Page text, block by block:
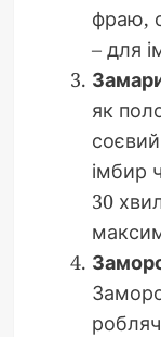
фраю,
– для
як
імбир
30